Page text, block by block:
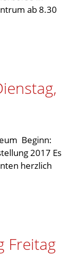
ab 8.30
Beginn:
2017 Es
herzlich
Freitag